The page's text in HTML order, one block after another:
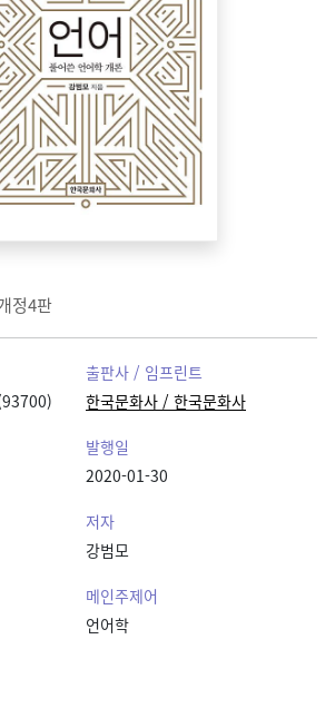
정4판
출판사 / 임프린트
한국문화사 / 한국문화사
발행일
2020-01-30
저자
강범모
메인주제어
언어학